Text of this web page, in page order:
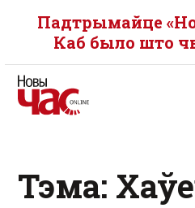
Падтрымайце
Каб было што
Тэма: